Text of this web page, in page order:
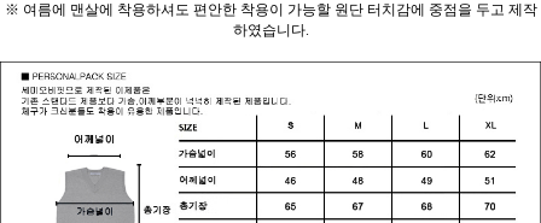
※ 여름에 맨살에 착용하셔도 편안한 착용이 가능할 원단 터치감에 중점을 두고 제작
하였습니다.